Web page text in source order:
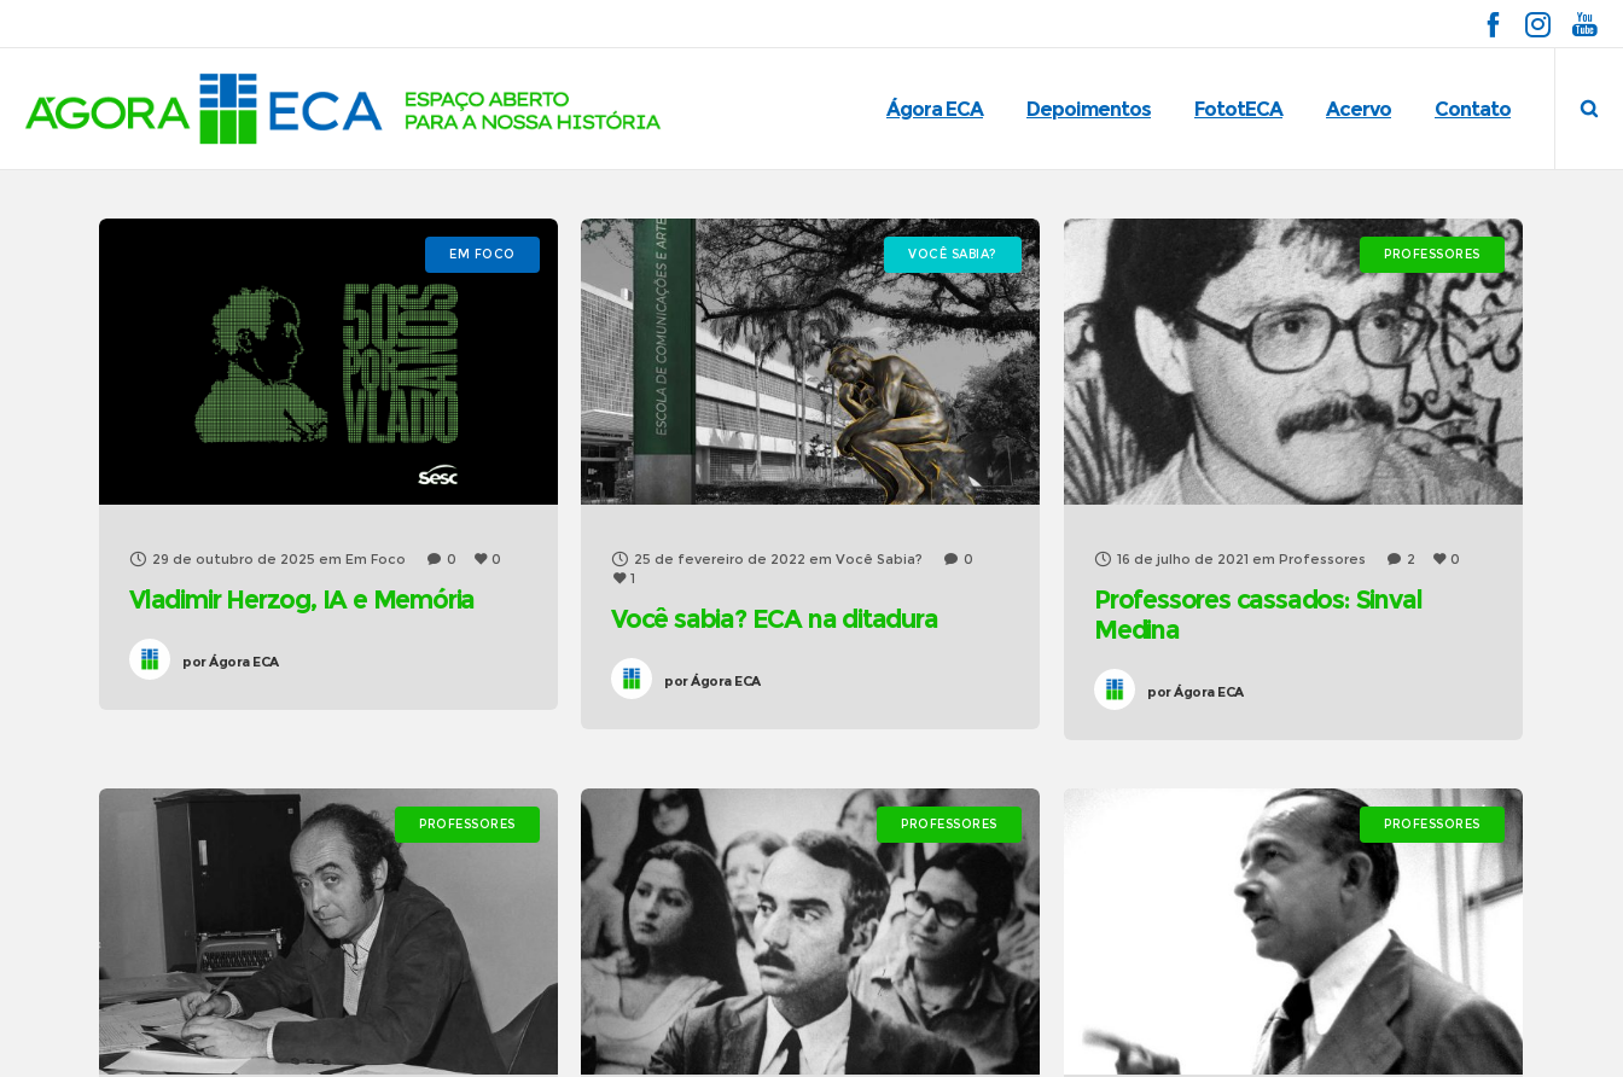
Ágora ECA Depoimentos FototECA Acervo Contato
EM FOCO
29 de outubro de 2025 em Em Foco 0 0
Vladimir Herzog, IA e Memória
porÁgora ECA
VOCÊ SABIA?
25 de fevereiro de 2022 em Você Sabia?
0
1
Você sabia? ECA na ditadura
porÁgora ECA
PROFESSORES
16 de julho de 2021 em Professores 2 0
Professores cassados: Sinval
Medina
porÁgora ECA
PROFESSORES PROFESSORES PROFESSORES